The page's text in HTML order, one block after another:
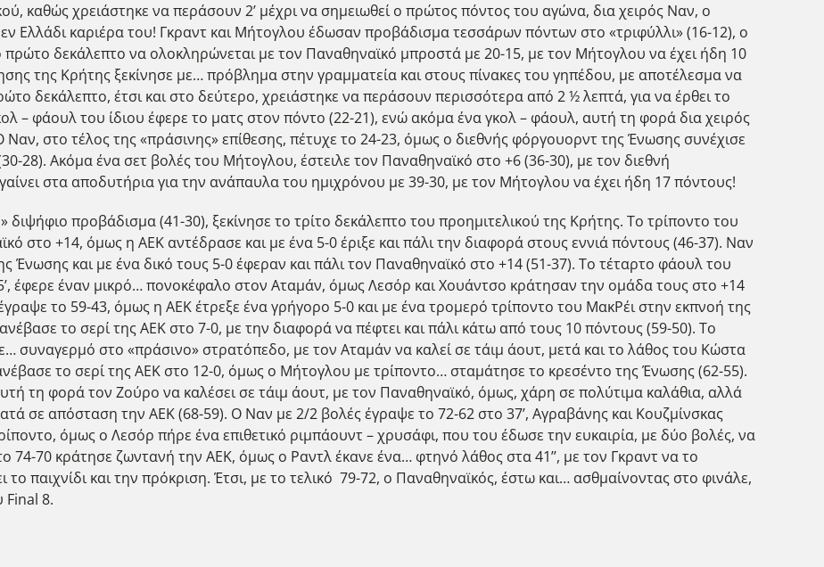
καθώς χρειάστηκε να περάσουν 2’ μέχρι να σημειωθεί ο πρώτος πόντος του αγώνα, δια χειρός Ναν, ο
Ελλάδι καριέρα του! Γκραντ και Μήτογλου έδωσαν προβάδισμα τεσσάρων πόντων στο «τριφύλλι» (16-12), ο
πρώτο δεκάλεπτο να ολοκληρώνεται με τον Παναθηναϊκό μπροστά με 20-15, με τον Μήτογλου να έχει ήδη 10
της Κρήτης ξεκίνησε με… πρόβλημα στην γραμματεία και στους πίνακες του γηπέδου, με αποτέλεσμα να
δεκάλεπτο, έτσι και στο δεύτερο, χρειάστηκε να περάσουν περισσότερα από 2 ½ λεπτά, για να έρθει το
– φάουλ του ίδιου έφερε το ματς στον πόντο (22-21), ενώ ακόμα ένα γκολ – φάουλ, αυτή τη φορά δια χειρός
στο τέλος της «πράσινης» επίθεσης, πέτυχε το 24-23, όμως ο διεθνής φόργουορντ της Ένωσης συνέχισε
28). Ακόμα ένα σετ βολές του Μήτογλου, έστειλε τον Παναθηναϊκό στο +6 (36-30), με τον διεθνή
στα αποδυτήρια για την ανάπαυλα του ημιχρόνου με 39-30, με τον Μήτογλου να έχει ήδη 17 πόντους!
προβάδισμα (41-30), ξεκίνησε το τρίτο δεκάλεπτο του προημιτελικού της Κρήτης. Το τρίποντο του
στο +14, όμως η ΑΕΚ αντέδρασε και με ένα 5-0 έριξε και πάλι την διαφορά στους εννιά πόντους (46-37). Ναν
και με ένα δικό τους 5-0 έφεραν και πάλι τον Παναθηναϊκό στο +14 (51-37). Το τέταρτο φάουλ του
έφερε έναν μικρό… πονοκέφαλο στον Αταμάν, όμως Λεσόρ και Χουάντσο κράτησαν την ομάδα τους στο +14
το 59-43, όμως η ΑΕΚ έτρεξε ένα γρήγορο 5-0 και με ένα τρομερό τρίποντο του ΜακΡέι στην εκπνοή της
το σερί της ΑΕΚ στο 7-0, με την διαφορά να πέφτει και πάλι κάτω από τους 10 πόντους (59-50). Το
συναγερμό στο «πράσινο» στρατόπεδο, με τον Αταμάν να καλεί σε τάιμ άουτ, μετά και το λάθος του Κώστα
το σερί της ΑΕΚ στο 12-0, όμως ο Μήτογλου με τρίποντο… σταμάτησε το κρεσέντο της Ένωσης (62-55).
τη φορά τον Ζούρο να καλέσει σε τάιμ άουτ, με τον Παναθηναϊκό, όμως, χάρη σε πολύτιμα καλάθια, αλλά
σε απόσταση την ΑΕΚ (68-59). Ο Ναν με 2/2 βολές έγραψε το 72-62 στο 37’, Αγραβάνης και Κουζμίνσκας
όμως ο Λεσόρ πήρε ένα επιθετικό ριμπάουντ – χρυσάφι, που του έδωσε την ευκαιρία, με δύο βολές, να
74-70 κράτησε ζωντανή την ΑΕΚ, όμως ο Ραντλ έκανε ένα… φτηνό λάθος στα 41’’, με τον Γκραντ να το
το παιχνίδι και την πρόκριση. Έτσι, με το τελικό 79-72, ο Παναθηναϊκός, έστω και… ασθμαίνοντας στο φινάλε,
Final 8.